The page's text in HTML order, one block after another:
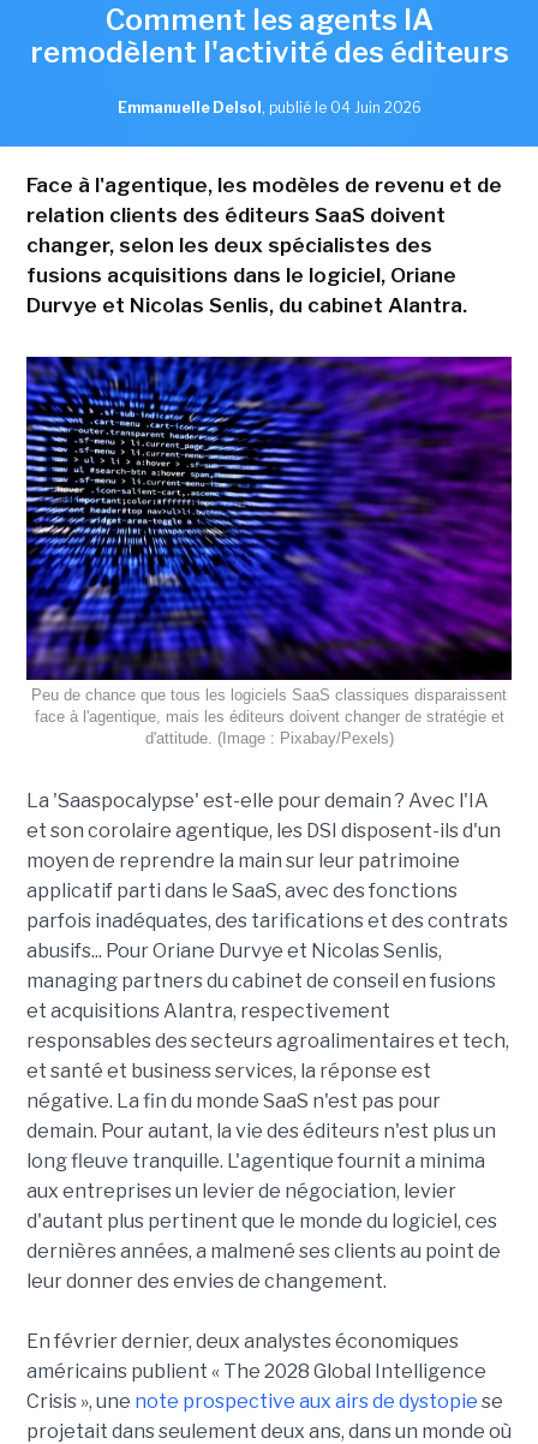
Comment les agents IA
remodèlent l'activité des éditeurs
Emmanuelle Delsol , publié le 04 Juin 2026
Face à l'agentique, les modèles de revenu et de
relation clients des éditeurs SaaS doivent
changer, selon les deux spécialistes des
fusions acquisitions dans le logiciel, Oriane
Durvye et Nicolas Senlis, du cabinet Alantra.
Peu de chance que tous les logiciels SaaS classiques disparaissent
face à l'agentique, mais les éditeurs doivent changer de stratégie et
d'attitude. (Image : Pixabay/Pexels)
La 'Saaspocalypse' est-elle pour demain ? Avec l'IA
et son corolaire agentique, les DSI disposent-ils d'un
moyen de reprendre la main sur leur patrimoine
applicatif parti dans le SaaS, avec des fonctions
parfois inadéquates, des tarifications et des contrats
abusifs... Pour Oriane Durvye et Nicolas Senlis,
managing partners du cabinet de conseil en fusions
et acquisitions Alantra, respectivement
responsables des secteurs agroalimentaires et tech,
et santé et business services, la réponse est
négative. La fin du monde SaaS n'est pas pour
demain. Pour autant, la vie des éditeurs n'est plus un
long fleuve tranquille. L'agentique fournit a minima
aux entreprises un levier de négociation, levier
d'autant plus pertinent que le monde du logiciel, ces
dernières années, a malmené ses clients au point de
leur donner des envies de changement.
En février dernier, deux analystes économiques
américains publient « The 2028 Global Intelligence
Crisis », une note prospective aux airs de dystopie se
projetait dans seulement deux ans, dans un monde où